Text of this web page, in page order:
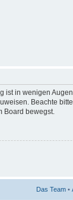
in wenigen
Beachte
Board bewegst.
Das Team •